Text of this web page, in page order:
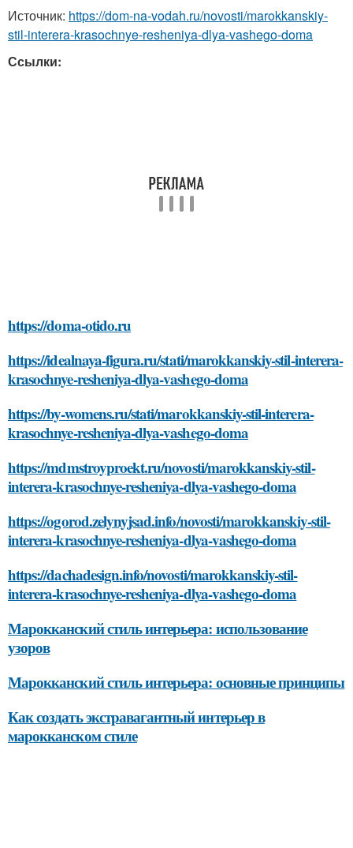
Источник: https://dom-na-vodah.ru/novosti/marokkanskiy-
stil-interera-krasochnye-resheniya-dlya-vashego-doma
Ссылки:
https://doma-otido.ru
https://idealnaya-figura.ru/stati/marokkanskiy-stil-interera-
krasochnye-resheniya-dlya-vashego-doma
https://by-womens.ru/stati/marokkanskiy-stil-interera-
krasochnye-resheniya-dlya-vashego-doma
https://mdmstroyproekt.ru/novosti/marokkanskiy-stil-
interera-krasochnye-resheniya-dlya-vashego-doma
https://ogorod.zelynyjsad.info/novosti/marokkanskiy-stil-
interera-krasochnye-resheniya-dlya-vashego-doma
https://dachadesign.info/novosti/marokkanskiy-stil-
interera-krasochnye-resheniya-dlya-vashego-doma
Марокканский стиль интерьера: использование
узоров
Марокканский стиль интерьера: основные принципы
Как создать экстравагантный интерьер в
марокканском стиле